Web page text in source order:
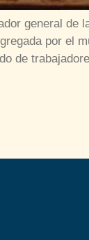
general de
por el
de